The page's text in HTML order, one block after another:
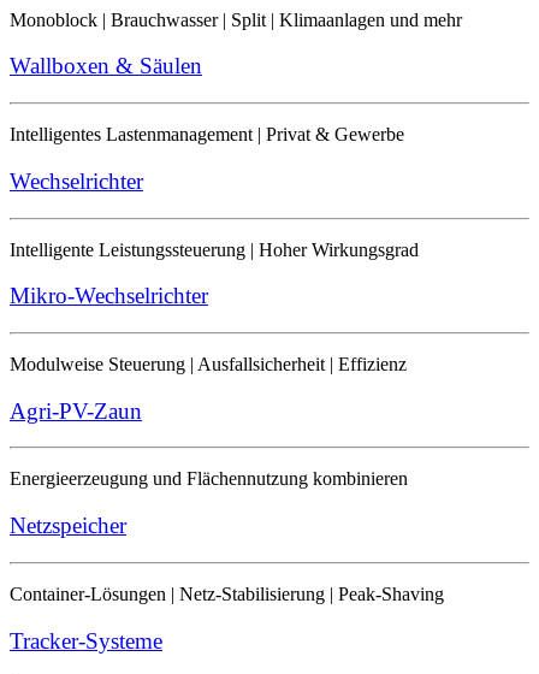
Monoblock | Brauchwasser | Split | Klimaanlagen und mehr
Wallboxen & Säulen
Intelligentes Lastenmanagement | Privat & Gewerbe
Wechselrichter
Intelligente Leistungssteuerung | Hoher Wirkungsgrad
Mikro-Wechselrichter
Modulweise Steuerung | Ausfallsicherheit | Effizienz
Agri-PV-Zaun
Energieerzeugung und Flächennutzung kombinieren
Netzspeicher
Container-Lösungen | Netz-Stabilisierung | Peak-Shaving
Tracker-Systeme